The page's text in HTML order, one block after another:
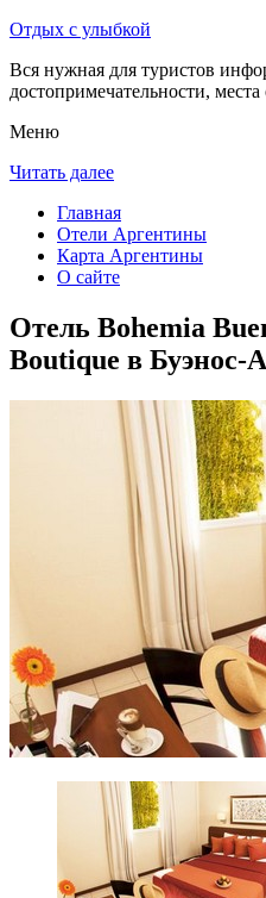
Отдых с улыбкой
Вся нужная для туристов
достопримечательности,
Меню
Читать далее
Главная
Отели Аргентины
Карта Аргентины
О сайте
Отель Bohemia
Boutique в Буэнос-